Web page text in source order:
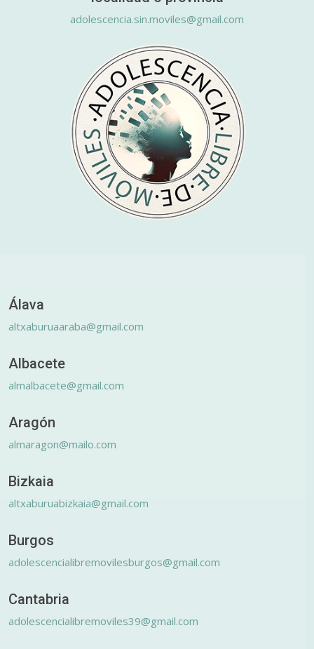
adolescencia.sin.moviles@gmail.com
Álava
altxaburuaaraba@gmail.com
Albacete
almalbacete@gmail.com
Aragón
almaragon@mailo.com
Bizkaia
altxaburuabizkaia@gmail.com
Burgos
adolescencialibremovilesburgos@gmail.com
Cantabria
adolescencialibremoviles39@gmail.com